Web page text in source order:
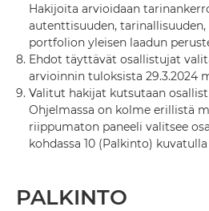
Hakijoita arvioidaan
autenttisuuden,
portfolion yleisen laadun
8. Ehdot täyttävät osallistujat
arvioinnin tuloksista 29.3.2024
9. Valitut hakijat kutsutaan
Ohjelmassa on kolme erillistä
riippumaton paneeli valitsee
kohdassa 10 (Palkinto)
PALKINTO